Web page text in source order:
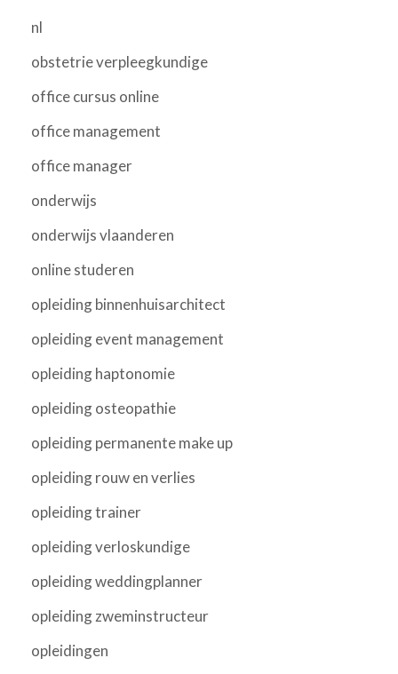
nl
obstetrie verpleegkundige
office cursus online
office management
office manager
onderwijs
onderwijs vlaanderen
online studeren
opleiding binnenhuisarchitect
opleiding event management
opleiding haptonomie
opleiding osteopathie
opleiding permanente make up
opleiding rouw en verlies
opleiding trainer
opleiding verloskundige
opleiding weddingplanner
opleiding zweminstructeur
opleidingen